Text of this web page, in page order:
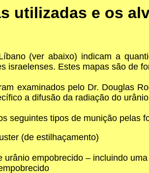
utilizadas e os
(ver abaixo) indicam a
israelenses. Estes mapas são de
examinados pelo Dr. Douglas
a difusão da radiação do
seguintes tipos de munição pelas
(de estilhaçamento)
urânio empobrecido – incluindo